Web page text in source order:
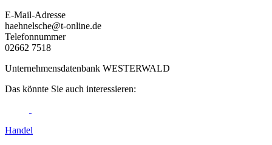
E-Mail-Adresse
haehnelsche@t-online.de
Telefonnummer
02662 7518
Unternehmensdatenbank WESTERWALD
Das könnte Sie auch interessieren:
Handel